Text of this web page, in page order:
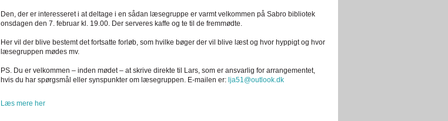
Den, der er interesseret i at deltage i en sådan læsegruppe er varmt velkommen på Sabro bibliotek
onsdagen den 7. februar kl. 19.00. Der serveres kaffe og te til de fremmødte.
Her vil der blive bestemt det fortsatte forløb, som hvilke bøger der vil blive læst og hvor hyppigt og hvor
læsegruppen mødes mv.
PS. Du er velkommen – inden mødet – at skrive direkte til Lars, som er ansvarlig for arrangementet,
hvis du har spørgsmål eller synspunkter om læsegruppen. E-mailen er: lja51@outlook.dk
Læs mere her